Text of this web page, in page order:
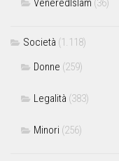
VeneredIslam (36)
Società (1.118)
Donne (259)
Legalità (383)
Minori (256)